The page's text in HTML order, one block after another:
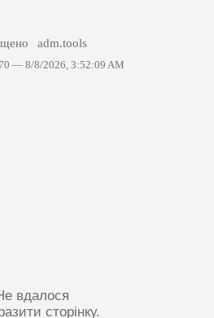
adm.tools
— 8/8/2026, 3:52:09 AM
вдалося
сторінку.